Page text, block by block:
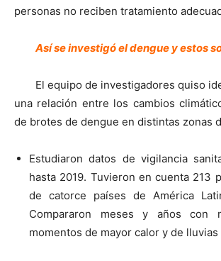
personas no reciben tratamiento
Así se investigó el dengue y estos
El equipo de investigadores quiso
una relación entre los cambios
de brotes de dengue en distintas zonas
Estudiaron datos de vigilancia
hasta 2019. Tuvieron en cuenta 213
de catorce países de América
Compararon meses y años con
momentos de mayor calor y de lluvias